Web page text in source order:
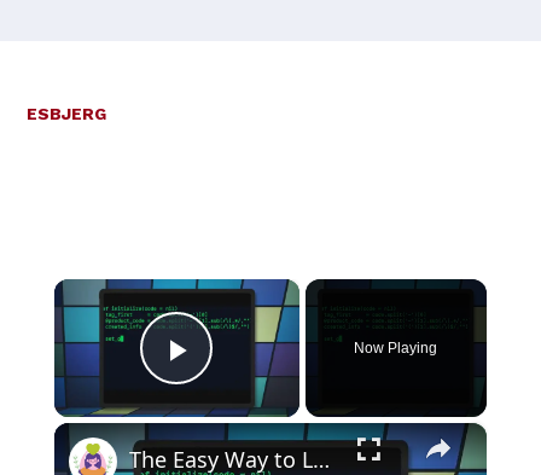
ESBJERG
×
Play Video
Now Playing
×
The Easy Way to Learn to Code